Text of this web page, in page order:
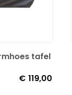
tafel
€ 119,00